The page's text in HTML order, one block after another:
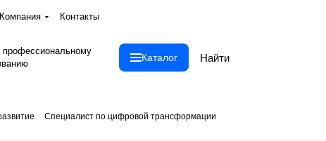
Компания Контакты
профессиональному
Каталог
Специалист по цифровой трансформации